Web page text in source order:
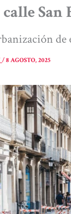
calle
de
/8 AGOSTO, 2025